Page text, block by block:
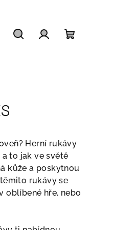
Herní rukávy
to jak ve světě
kůže a poskytnou
rukávy se
oblíbené hře, nebo